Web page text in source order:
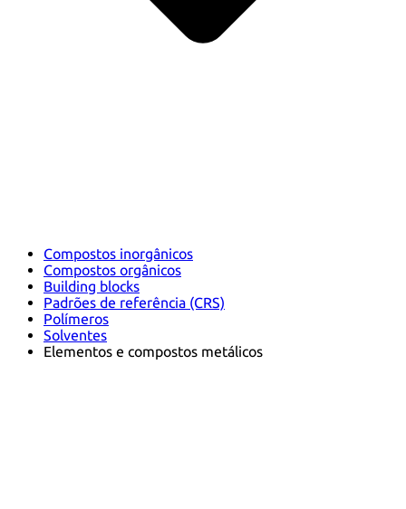
Compostos inorgânicos
Compostos orgânicos
Building blocks
Padrões de referência (CRS)
Polímeros
Solventes
Elementos e compostos metálicos